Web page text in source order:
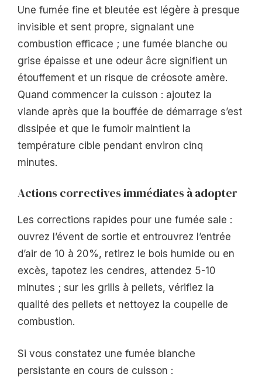
Une fumée fine et bleutée est légère à presque
invisible et sent propre, signalant une
combustion efficace ; une fumée blanche ou
grise épaisse et une odeur âcre signifient un
étouffement et un risque de créosote amère.
Quand commencer la cuisson : ajoutez la
viande après que la bouffée de démarrage s’est
dissipée et que le fumoir maintient la
température cible pendant environ cinq
minutes.
Actions correctives immédiates à adopter
Les corrections rapides pour une fumée sale :
ouvrez l’évent de sortie et entrouvrez l’entrée
d’air de 10 à 20%, retirez le bois humide ou en
excès, tapotez les cendres, attendez 5-10
minutes ; sur les grills à pellets, vérifiez la
qualité des pellets et nettoyez la coupelle de
combustion.
Si vous constatez une fumée blanche
persistante en cours de cuisson :